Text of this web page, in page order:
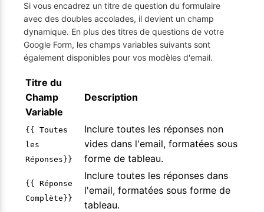
Si vous encadrez un titre de question du formulaire
avec des doubles accolades, il devient un champ
dynamique. En plus des titres de questions de votre
Google Form, les champs variables suivants sont
également disponibles pour vos modèles d'email.
Titre du
Champ
Variable
Description
{{ Toutes
les
Réponses}}
Inclure toutes les réponses non
vides dans l'email, formatées sous
forme de tableau.
{{ Réponse
Complète}}
Inclure toutes les réponses dans
l'email, formatées sous forme de
tableau.